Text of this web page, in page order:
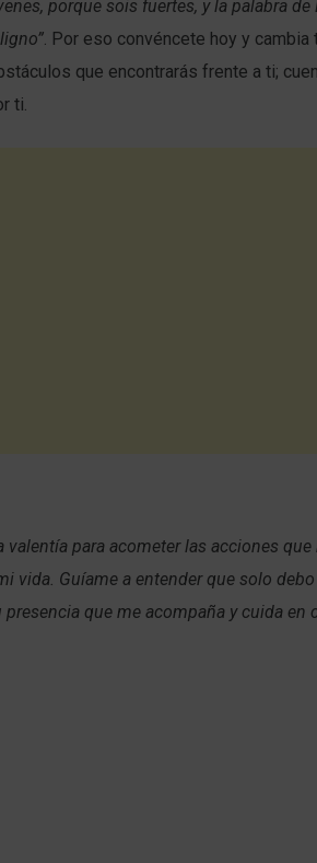
porque sois fuertes, y la palabra
. Por eso convéncete hoy y
que encontrarás frente a ti;
ti.
valentía para acometer las acciones
vida. Guíame a entender que solo
que me acompaña y cuida en